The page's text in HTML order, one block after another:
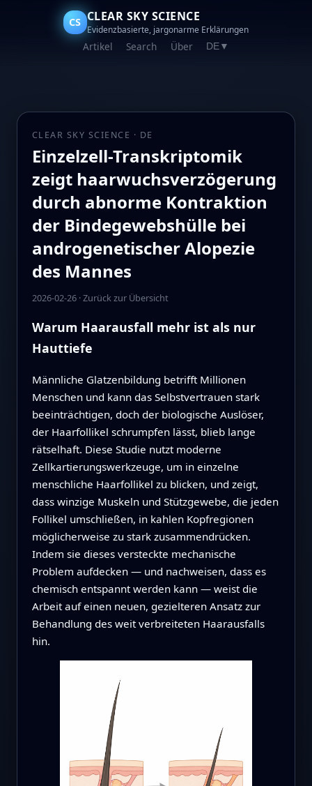
CS CLEAR SKY SCIENCE
Evidenzbasierte, jargonarme Erklärungen
Artikel Search Über DE▼
CLEAR SKY SCIENCE · DE
Einzelzell-Transkriptomik
zeigt haarwuchsverzögerung
durch abnorme Kontraktion
der Bindegewebshülle bei
androgenetischer Alopezie
des Mannes
2026-02-26·Zurück zur Übersicht
Warum Haarausfall mehr ist als nur
Hauttiefe
Männliche Glatzenbildung betrifft Millionen
Menschen und kann das Selbstvertrauen stark
beeinträchtigen, doch der biologische Auslöser,
der Haarfollikel schrumpfen lässt, blieb lange
rätselhaft. Diese Studie nutzt moderne
Zellkartierungswerkzeuge, um in einzelne
menschliche Haarfollikel zu blicken, und zeigt,
dass winzige Muskeln und Stützgewebe, die jeden
Follikel umschließen, in kahlen Kopfregionen
möglicherweise zu stark zusammendrücken.
Indem sie dieses versteckte mechanische
Problem aufdecken — und nachweisen, dass es
chemisch entspannt werden kann — weist die
Arbeit auf einen neuen, gezielteren Ansatz zur
Behandlung des weit verbreiteten Haarausfalls
hin.